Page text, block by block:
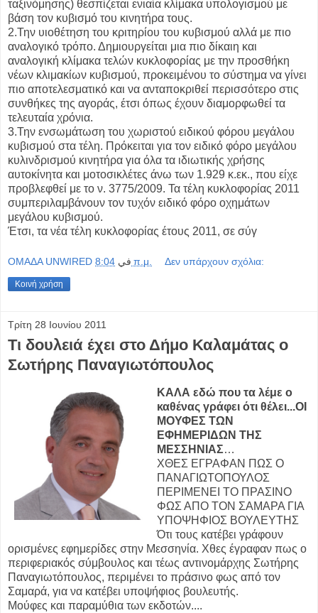
ταξινόμησης) θεσπίζεται ενιαία κλίμακα υπολογισμού με
βάση τον κυβισμό του κινητήρα τους.
2.Την υιοθέτηση του κριτηρίου του κυβισμού αλλά με πιο
αναλογικό τρόπο. Δημιουργείται μια πιο δίκαιη και
αναλογική κλίμακα τελών κυκλοφορίας με την προσθήκη
νέων κλιμακίων κυβισμού, προκειμένου το σύστημα να γίνει
πιο αποτελεσματικό και να ανταποκριθεί περισσότερο στις
συνθήκες της αγοράς, έτσι όπως έχουν διαμορφωθεί τα
τελευταία χρόνια.
3.Την ενσωμάτωση του χωριστού ειδικού φόρου μεγάλου
κυβισμού στα τέλη. Πρόκειται για τον ειδικό φόρο μεγάλου
κυλινδρισμού κινητήρα για όλα τα ιδιωτικής χρήσης
αυτοκίνητα και μοτοσικλέτες άνω των 1.929 κ.εκ., που είχε
προβλεφθεί με το ν. 3775/2009. Τα τέλη κυκλοφορίας 2011
συμπεριλαμβάνουν τον τυχόν ειδικό φόρο οχημάτων
μεγάλου κυβισμού.
Έτσι, τα νέα τέλη κυκλοφορίας έτους 2011, σε σύγ
OMAΔΑ UNWIRED في 8:04 π.μ. Δεν υπάρχουν σχόλια:
Κοινή χρήση
Τρίτη 28 Ιουνίου 2011
Τι δουλειά έχει στο Δήμο Καλαμάτας ο
Σωτήρης Παναγιωτόπουλος
ΚΑΛΑ εδώ που τα λέμε ο
καθένας γράφει ότι θέλει...ΟΙ
ΜΟΥΦΕΣ ΤΩΝ
ΕΦΗΜΕΡΙΔΩΝ ΤΗΣ
ΜΕΣΣΗΝΙΑΣ…
ΧΘΕΣ ΕΓΡΑΦΑΝ ΠΩΣ Ο
ΠΑΝΑΓΙΩΤΟΠΟΥΛΟΣ
ΠΕΡΙΜΕΝΕΙ ΤΟ ΠΡΑΣΙΝΟ
ΦΩΣ ΑΠΟ ΤΟΝ ΣΑΜΑΡΑ ΓΙΑ
ΥΠΟΨΗΦΙΟΣ ΒΟΥΛΕΥΤΗΣ
Ότι τους κατέβει γράφουν
ορισμένες εφημερίδες στην Μεσσηνία. Χθες έγραφαν πως ο
περιφεριακός σύμβουλος και τέως αντινομάρχης Σωτήρης
Παναγιωτόπουλος, περιμένει το πράσινο φως από τον
Σαμαρά, για να κατέβει υποψήφιος βουλευτής.
Μούφες και παραμύθια των εκδοτών....